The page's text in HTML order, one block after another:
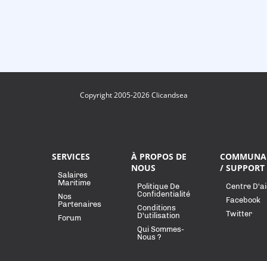
Copyright 2005-2026 Clicandsea
SERVICES
Salaires
Maritime
Nos
Partenaires
Forum
À PROPOS DE
NOUS
Politique De
Confidentialité
Conditions
D'utilisation
Qui Sommes-
Nous ?
/ SUPPORT
Centre
Facebook
Twitter